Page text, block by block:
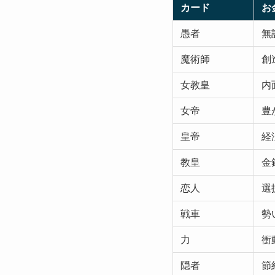
カード お
愚者 無
魔術師 創
女教皇 内
女帝 豊
皇帝 経
教皇 金
恋人 選
戦車 勢
力 衝
隠者 節